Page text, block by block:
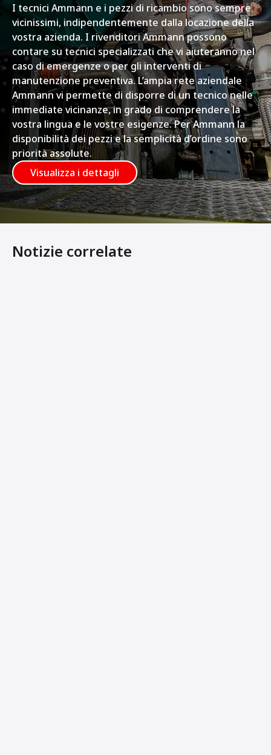
I tecnici Ammann e i pezzi di ricambio sono sempre
vicinissimi, indipendentemente dalla locazione della
vostra azienda. I rivenditori Ammann possono
contare su tecnici specializzati che vi aiuteranno nel
caso di emergenze o per gli interventi di
manutenzione preventiva. L’ampia rete aziendale
Ammann vi permette di disporre di un tecnico nelle
immediate vicinanze, in grado di comprendere la
vostra lingua e le vostre esigenze. Per Ammann la
disponibilità dei pezzi e la semplicità d’ordine sono
priorità assolute.
Visualizza i dettagli
Notizie correlate